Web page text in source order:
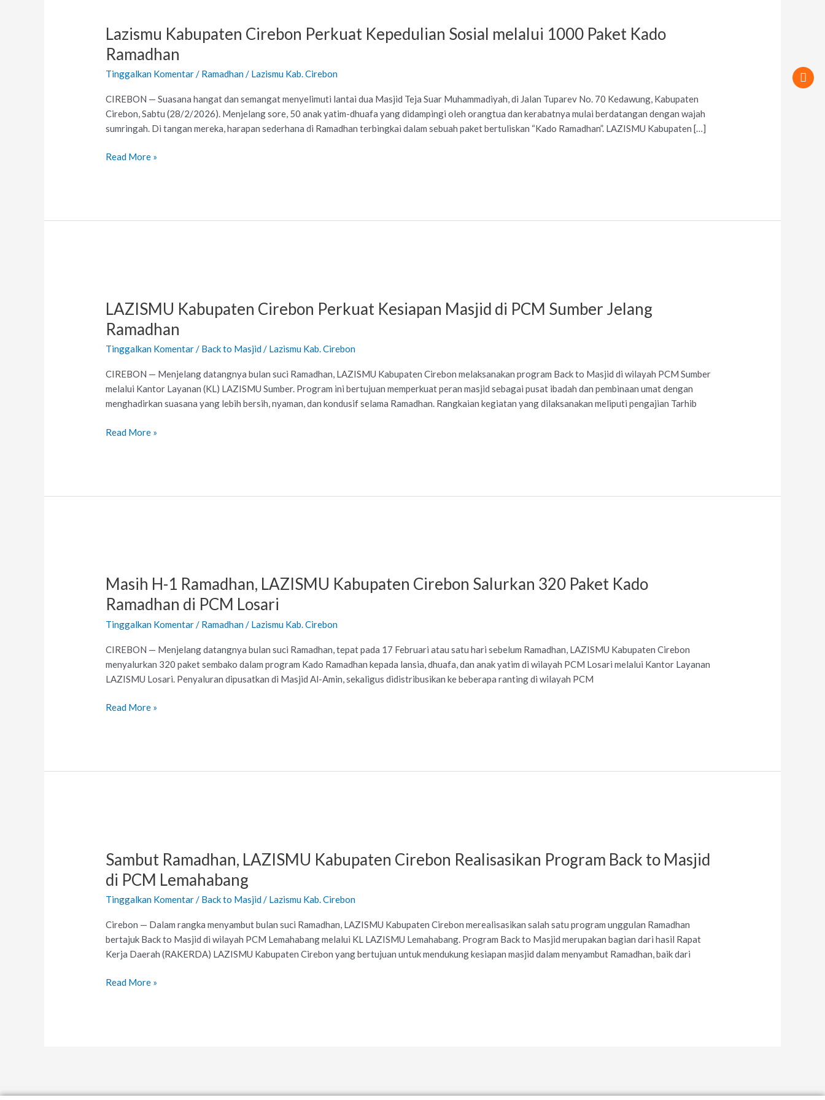
Lazismu Kabupaten Cirebon Perkuat Kepedulian Sosial melalui 1000 Paket Kado
Ramadhan
Tinggalkan Komentar/ Ramadhan/ Lazismu Kab. Cirebon
CIREBON — Suasana hangat dan semangat menyelimuti lantai dua Masjid Teja Suar Muhammadiyah, di Jalan Tuparev No. 70 Kedawung, Kabupaten
Cirebon, Sabtu (28/2/2026). Menjelang sore, 50 anak yatim-dhuafa yang didampingi oleh orangtua dan kerabatnya mulai berdatangan dengan wajah
sumringah. Di tangan mereka, harapan sederhana di Ramadhan terbingkai dalam sebuah paket bertuliskan “Kado Ramadhan”. LAZISMU Kabupaten […]
Cirebon
Perkuat
Kepedulian
Sosial
1000
Paket
Kado
Read More »
LAZISMU Kabupaten Cirebon Perkuat Kesiapan Masjid di PCM Sumber Jelang
Ramadhan
Tinggalkan Komentar/ Back to Masjid/ Lazismu Kab. Cirebon
CIREBON — Menjelang datangnya bulan suci Ramadhan, LAZISMU Kabupaten Cirebon melaksanakan program Back to Masjid di wilayah PCM Sumber
melalui Kantor Layanan (KL) LAZISMU Sumber. Program ini bertujuan memperkuat peran masjid sebagai pusat ibadah dan pembinaan umat dengan
menghadirkan suasana yang lebih bersih, nyaman, dan kondusif selama Ramadhan. Rangkaian kegiatan yang dilaksanakan meliputi pengajian Tarhib
Cirebon
Perkuat
Kesiapan
Masjid
PCM
Sumber
Jelang
Read More »
Masih H-1 Ramadhan, LAZISMU Kabupaten Cirebon Salurkan 320 Paket Kado
Ramadhan di PCM Losari
Tinggalkan Komentar / Ramadhan / Lazismu Kab. Cirebon
CIREBON — Menjelang datangnya bulan suci Ramadhan, tepat pada 17 Februari atau satu hari sebelum Ramadhan, LAZISMU Kabupaten Cirebon
menyalurkan 320 paket sembako dalam program Kado Ramadhan kepada lansia, dhuafa, dan anak yatim di wilayah PCM Losari melalui Kantor Layanan
LAZISMU Losari. Penyaluran dipusatkan di Masjid Al-Amin, sekaligus didistribusikan ke beberapa ranting di wilayah PCM
1
Ramadhan,
LAZISMU
Kabupaten
Salurkan
320
Paket
Ramadhan
Read More »
Sambut Ramadhan, LAZISMU Kabupaten Cirebon Realisasikan Program Back to Masjid
di PCM Lemahabang
Tinggalkan Komentar/ Back to Masjid/ Lazismu Kab. Cirebon
Cirebon — Dalam rangka menyambut bulan suci Ramadhan, LAZISMU Kabupaten Cirebon merealisasikan salah satu program unggulan Ramadhan
bertajuk Back to Masjid di wilayah PCM Lemahabang melalui KL LAZISMU Lemahabang. Program Back to Masjid merupakan bagian dari hasil Rapat
Kerja Daerah (RAKERDA) LAZISMU Kabupaten Cirebon yang bertujuan untuk mendukung kesiapan masjid dalam menyambut Ramadhan, baik dari
LAZISMU
Kabupaten
Cirebon
Realisasikan
Back
to
Masjid
PCM
Read More »